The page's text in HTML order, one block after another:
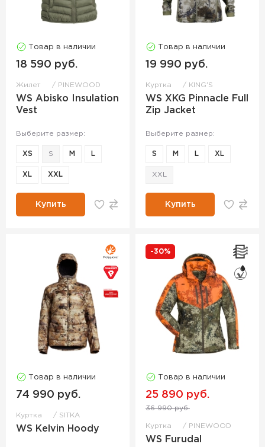
Товар в наличии
18 590 руб.
Жилет PINEWOOD
WS Abisko Insulation
Vest
Выберите размер:
XS S M L
XL XXL
Купить
Товар в наличии
19 990 руб.
Куртка KING'S
WS XKG Pinnacle Full
Zip Jacket
Выберите размер:
S M L XL
XXL
Купить
Товар в наличии
74 990 руб.
Куртка SITKA
WS Kelvin Hoody
-30%
Товар в наличии
25 890 руб.
36 990 руб.
Куртка PINEWOOD
WS Furudal